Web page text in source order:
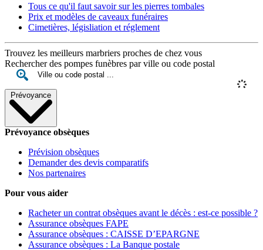
Tous ce qu'il faut savoir sur les pierres tombales
Prix et modèles de caveaux funéraires
Cimetières, législiation et réglement
Trouvez les meilleurs marbriers proches de chez vous
Rechercher des pompes funèbres par ville ou code postal
Prévoyance
Prévoyance obsèques
Prévision obsèques
Demander des devis comparatifs
Nos partenaires
Pour vous aider
Racheter un contrat obsèques avant le décès : est-ce possible ?
Assurance obsèques FAPE
Assurance obsèques : CAISSE D’EPARGNE
Assurance obsèques : La Banque postale